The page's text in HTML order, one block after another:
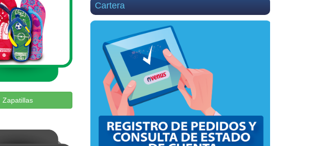
Zapatillas
Cartera